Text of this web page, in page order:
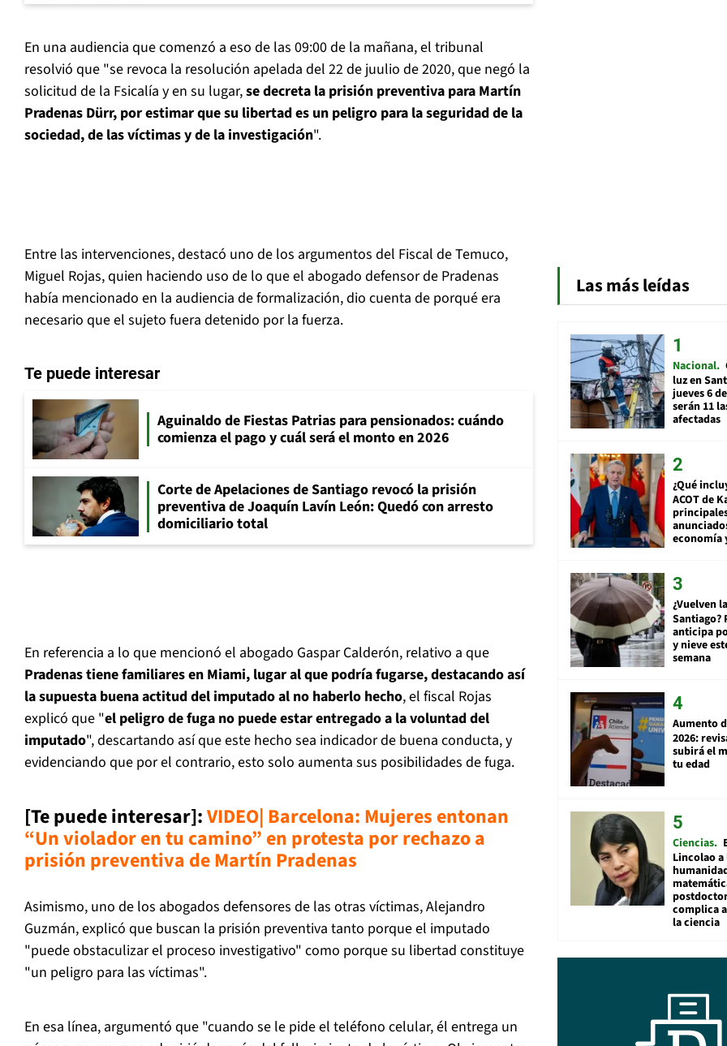
En una audiencia que comenzó a eso de las 09:00 de la mañana, el tribunal
resolvió que "se revoca la resolución apelada del 22 de juulio de 2020, que negó la
solicitud de la Fsicalía y en su lugar,se decreta la prisión preventiva para Martín
Pradenas Dürr, por estimar que su libertad es un peligro para la seguridad de la
sociedad, de las víctimas y de la investigación".
Entre las intervenciones, destacó uno de los argumentos del Fiscal de Temuco,
Miguel Rojas, quien haciendo uso de lo que el abogado defensor de Pradenas
había mencionado en la audiencia de formalización, dio cuenta de porqué era
necesario que el sujeto fuera detenido por la fuerza.
Te puede interesar
Aguinaldo de Fiestas Patrias para pensionados: cuándo
comienza el pago y cuál será el monto en 2026
Corte de Apelaciones de Santiago revocó la prisión
preventiva de Joaquín Lavín León: Quedó con arresto
domiciliario total
En referencia a lo que mencionó el abogado Gaspar Calderón, relativo a que
Pradenas tiene familiares en Miami, lugar al que podría fugarse, destacando así
la supuesta buena actitud del imputado al no haberlo hecho, el fiscal Rojas
explicó que "el peligro de fuga no puede estar entregado a la voluntad del
imputado", descartando así que este hecho sea indicador de buena conducta, y
evidenciando que por el contrario, esto solo aumenta sus posibilidades de fuga.
[Te puede interesar]:VIDEO| Barcelona: Mujeres entonan
“Un violador en tu camino” en protesta por rechazo a
prisión preventiva de Martín Pradenas
Asimismo, uno de los abogados defensores de las otras víctimas, Alejandro
Guzmán, explicó que buscan la prisión preventiva tanto porque el imputado
"puede obstaculizar el proceso investigativo" como porque su libertad constituye
"un peligro para las víctimas".
En esa línea, argumentó que "cuando se le pide el teléfono celular, él entrega un
Las más leídas
Nacional
luz en
jueves 6
serán 11
afectadas
¿Qué
ACOT de
economía
¿Vuelven
Santiago?
anticipa
y nieve
semana
Aumento
2026:
subirá el
tu edad
Ciencias
Lincolao a
complica
la ciencia